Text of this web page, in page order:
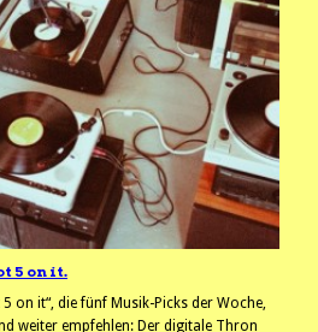
5 on it.
on it“, die fünf Musik-Picks der Woche,
weiter empfehlen: Der digitale Thron